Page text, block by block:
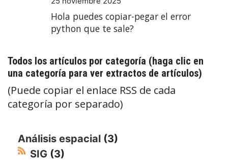
Hola puedes copiar-pegar el error
python que te sale?
Todos los artículos por categoría (haga clic en
una categoría para ver extractos de artículos)
(Puede copiar el enlace RSS de cada
categoría por separado)
Análisis espacial (3)
SIG (3)